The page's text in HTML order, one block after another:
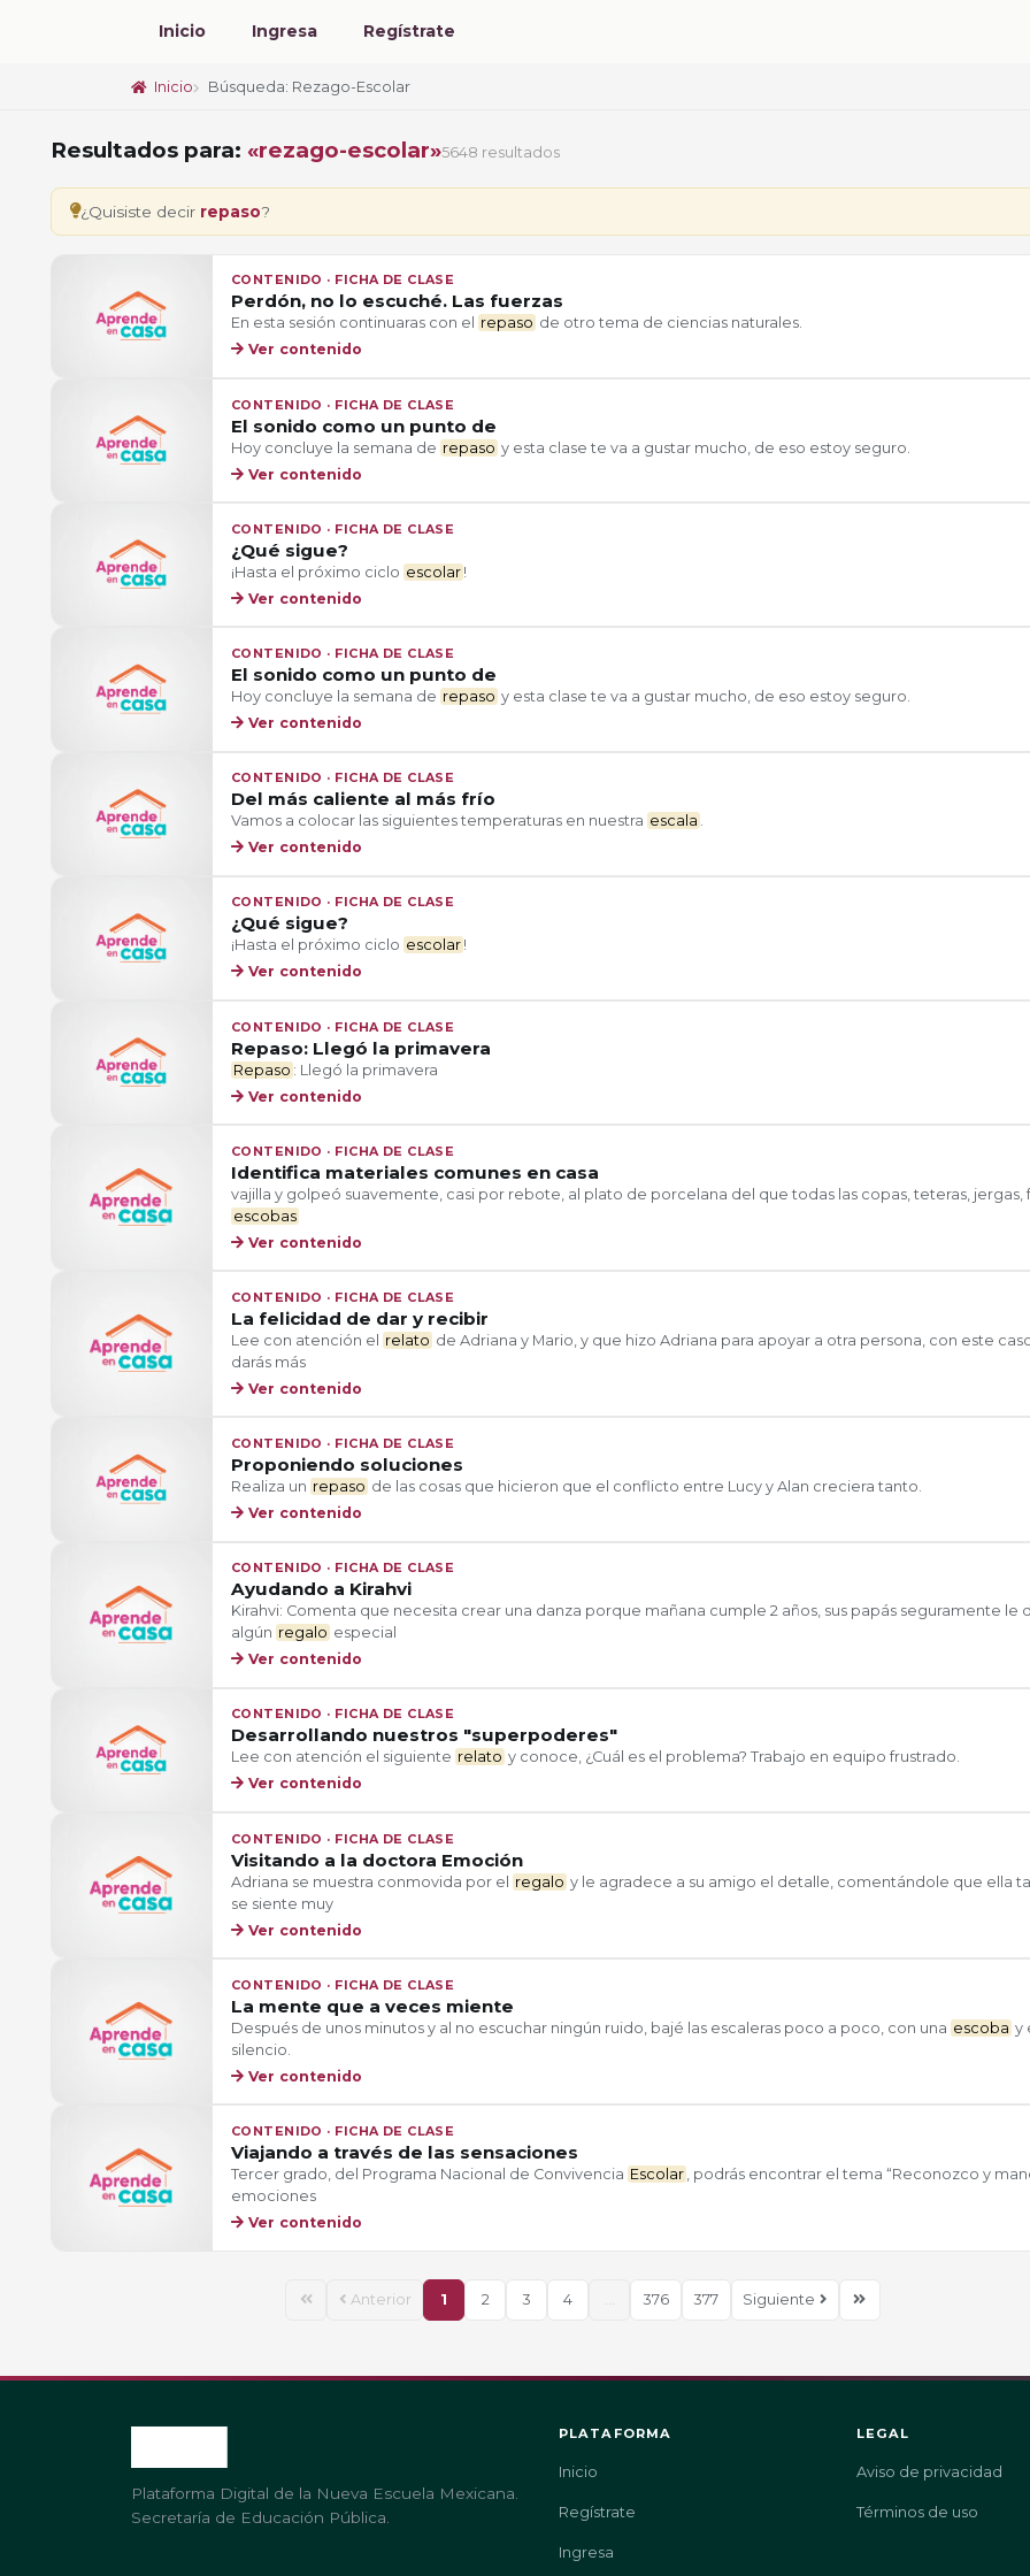
Inicio Ingresa Regístrate
Inicio Búsqueda: Rezago-Escolar
Resultados para: «rezago-escolar»5648 resultados
¿Quisiste decir repaso?
CONTENIDO · FICHA DE CLASE
Perdón, no lo escuché. Las fuerzas
En esta sesión continuaras con el repaso de otro tema de ciencias naturales.
Ver contenido
CONTENIDO · FICHA DE CLASE
El sonido como un punto de
Hoy concluye la semana de repaso y esta clase te va a gustar mucho, de eso estoy seguro.
Ver contenido
CONTENIDO · FICHA DE CLASE
¿Qué sigue?
¡Hasta el próximo ciclo escolar !
Ver contenido
CONTENIDO · FICHA DE CLASE
El sonido como un punto de
Hoy concluye la semana de repaso y esta clase te va a gustar mucho, de eso estoy seguro.
Ver contenido
CONTENIDO · FICHA DE CLASE
Del más caliente al más frío
Vamos a colocar las siguientes temperaturas en nuestra escala .
Ver contenido
CONTENIDO · FICHA DE CLASE
¿Qué sigue?
¡Hasta el próximo ciclo escolar !
Ver contenido
CONTENIDO · FICHA DE CLASE
Repaso: Llegó la primavera
Repaso : Llegó la primavera
Ver contenido
CONTENIDO · FICHA DE CLASE
Identifica materiales comunes en casa
vajilla y golpeó suavemente, casi por rebote, al plato de porcelana del que todas las copas, teteras, jergas,
escobas
Ver contenido
CONTENIDO · FICHA DE CLASE
La felicidad de dar y recibir
Lee con atención el relato de Adriana y Mario, y que hizo Adriana para apoyar a otra persona, con este
darás más
Ver contenido
CONTENIDO · FICHA DE CLASE
Proponiendo soluciones
Realiza un repaso de las cosas que hicieron que el conflicto entre Lucy y Alan creciera tanto.
Ver contenido
CONTENIDO · FICHA DE CLASE
Ayudando a Kirahvi
Kirahvi: Comenta que necesita crear una danza porque mañana cumple 2 años, sus papás seguramente le
algún regalo especial
Ver contenido
CONTENIDO · FICHA DE CLASE
Desarrollando nuestros "superpoderes"
Lee con atención el siguiente relato y conoce, ¿Cuál es el problema? Trabajo en equipo frustrado.
Ver contenido
CONTENIDO · FICHA DE CLASE
Visitando a la doctora Emoción
Adriana se muestra conmovida por el regalo y le agradece a su amigo el detalle, comentándole que ella
se siente muy
Ver contenido
CONTENIDO · FICHA DE CLASE
La mente que a veces miente
Después de unos minutos y al no escuchar ningún ruido, bajé las escaleras poco a poco, con una escoba y
silencio.
Ver contenido
CONTENIDO · FICHA DE CLASE
Viajando a través de las sensaciones
Tercer grado, del Programa Nacional de Convivencia Escolar , podrás encontrar el tema “Reconozco y
emociones
Ver contenido
Anterior 1 2 3 4 ... 376 377 Siguiente
Plataforma Digital de la Nueva Escuela Mexicana.
Secretaría de Educación Pública.
PLATAFORMA
Inicio
Regístrate
Ingresa
LEGAL
Aviso de privacidad
Términos de uso